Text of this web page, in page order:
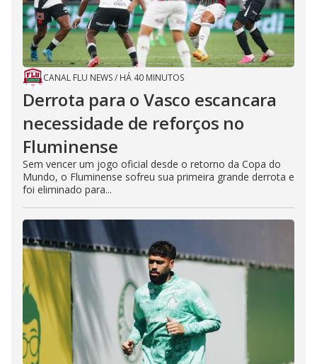
CANAL FLU NEWS/ HÁ 40 MINUTOS
Derrota para o Vasco escancara
necessidade de reforços no
Fluminense
Sem vencer um jogo oficial desde o retorno da Copa do
Mundo, o Fluminense sofreu sua primeira grande derrota e
foi eliminado para...